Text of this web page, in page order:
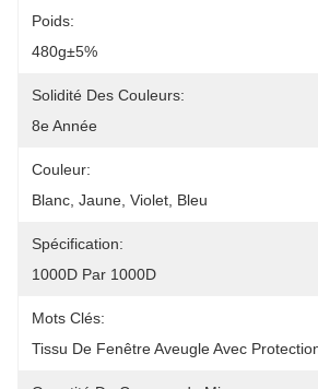
Poids:
480g±5%
Solidité Des Couleurs:
8e Année
Couleur:
Blanc, Jaune, Violet, Bleu
Spécification:
1000D Par 1000D
Mots Clés:
Tissu De Fenêtre Aveugle Avec